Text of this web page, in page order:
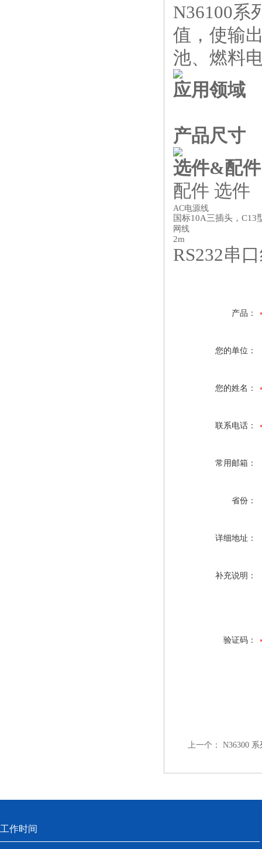
N36100系
值，使输
池、燃料
应用领域
产品尺寸
选件&配件
配件 选件
AC电源线
国标10A三插头，C13
网线
2m
RS232串
产品：
您的单位：
您的姓名：
联系电话：
常用邮箱：
省份：
详细地址：
补充说明：
验证码：
上一个： N36300
工作时间